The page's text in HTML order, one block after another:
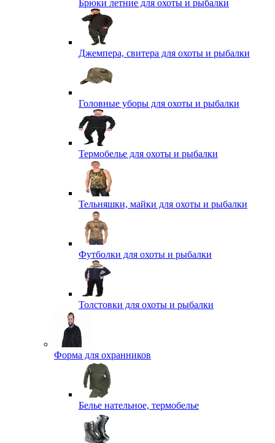
Брюки летние для охоты и рыбалки
Джемпера, свитера для охоты и рыбалки
Головные уборы для охоты и рыбалки
Термобелье для охоты и рыбалки
Тельняшки, майки для охоты и рыбалки
Футболки для охоты и рыбалки
Толстовки для охоты и рыбалки
Форма для охранников
Белье нательное, термобелье